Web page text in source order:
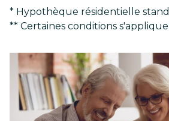
* Hypothèque résidentielle
** Certaines conditions